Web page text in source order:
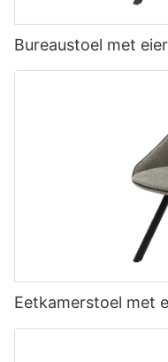
Bureaustoel met
Eetkamerstoel met